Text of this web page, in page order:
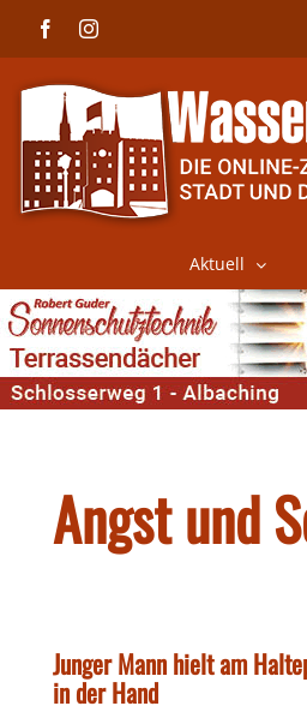
FacebookInstagram
Aktuell
Angst und
Junger Mann hielt am
in der Hand